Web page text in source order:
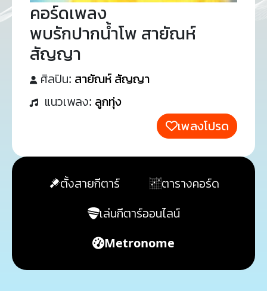
คอร์ดเพลง
พบรักปากน้ำโพ สายัณห์
สัญญา
ศิลปิน: สายัณห์ สัญญา
แนวเพลง: ลูกทุ่ง
เพลงโปรด
ตั้งสายกีตาร์
ตารางคอร์ด
เล่นกีตาร์ออนไลน์
Metronome